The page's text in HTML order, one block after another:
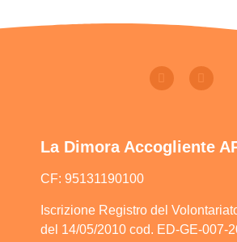
La Dimora Accogliente
CF: 95131190100
Iscrizione Registro del
del 14/05/2010 cod. ED-GE-007-